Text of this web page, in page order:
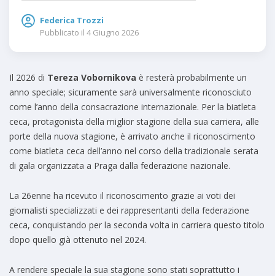
Federica Trozzi
Pubblicato il 4 Giugno 2026
Il 2026 di Tereza Vobornikova è resterà probabilmente un
anno speciale; sicuramente sarà universalmente riconosciuto
come l’anno della consacrazione internazionale. Per la biatleta
ceca, protagonista della miglior stagione della sua carriera, alle
porte della nuova stagione, è arrivato anche il riconoscimento
come biatleta ceca dell’anno nel corso della tradizionale serata
di gala organizzata a Praga dalla federazione nazionale.
La 26enne ha ricevuto il riconoscimento grazie ai voti dei
giornalisti specializzati e dei rappresentanti della federazione
ceca, conquistando per la seconda volta in carriera questo titolo
dopo quello già ottenuto nel 2024.
A rendere speciale la sua stagione sono stati soprattutto i